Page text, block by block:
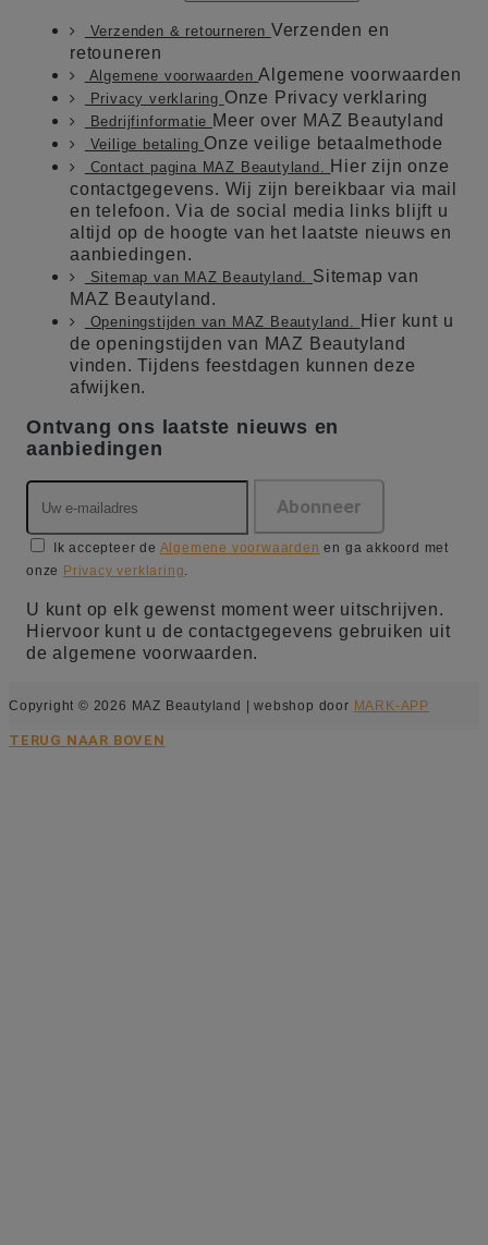
Verzenden & retourneren Verzenden en
retouneren
Algemene voorwaardenAlgemene voorwaarden
Privacy verklaring Onze Privacy verklaring
Bedrijfinformatie Meer over MAZ Beautyland
Veilige betaling Onze veilige betaalmethode
Contact pagina MAZ Beautyland.
Hier zijn onze
contactgegevens. Wij zijn bereikbaar via mail
en telefoon. Via de social media links blijft u
altijd op de hoogte van het laatste nieuws en
aanbiedingen.
Sitemap van MAZ Beautyland. Sitemap van
MAZ Beautyland.
Openingstijden van MAZ Beautyland.
Hier kunt u
de openingstijden van MAZ Beautyland
vinden. Tijdens feestdagen kunnen deze
afwijken.
Ontvang ons laatste nieuws en
aanbiedingen
Ik accepteer de Algemene voorwaarden en ga akkoord met
onze Privacy verklaring.
U kunt op elk gewenst moment weer uitschrijven.
Hiervoor kunt u de contactgegevens gebruiken uit
de algemene voorwaarden.
Copyright © 2026 MAZ Beautyland | webshop door MARK-APP
TERUG NAAR BOVEN